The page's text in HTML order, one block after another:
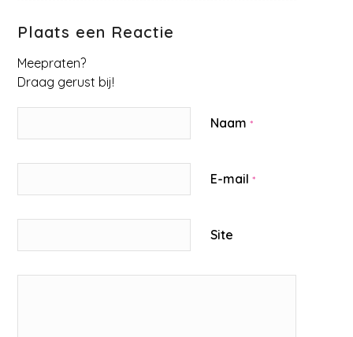
Plaats een Reactie
Meepraten?
Draag gerust bij!
Naam*
E-mail*
Site